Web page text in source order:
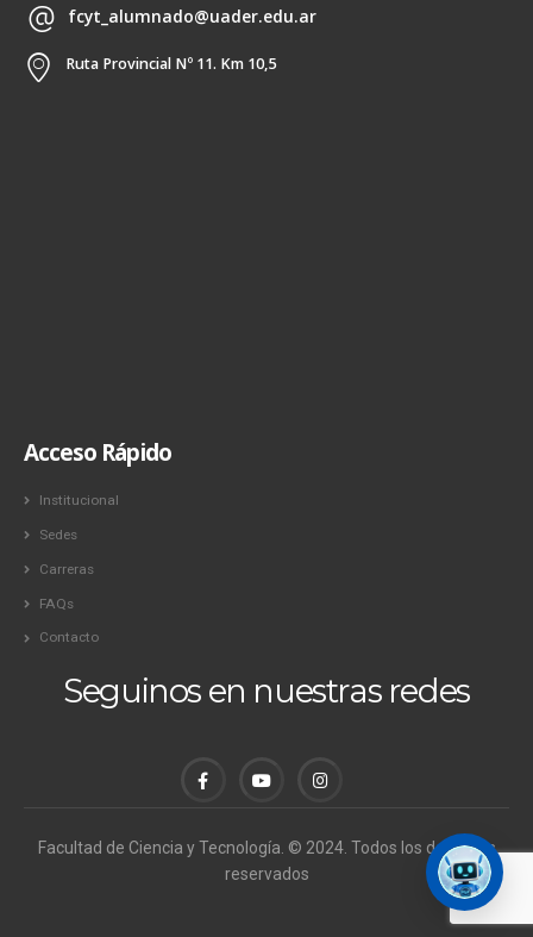
fcyt_alumnado@uader.edu.ar
Ruta Provincial Nº 11. Km 10,5
Acceso Rápido
Institucional
Sedes
Carreras
FAQs
Contacto
Seguinos en nuestras redes
Facultad de Ciencia y Tecnología. © 2024. Todos los derechos
reservados